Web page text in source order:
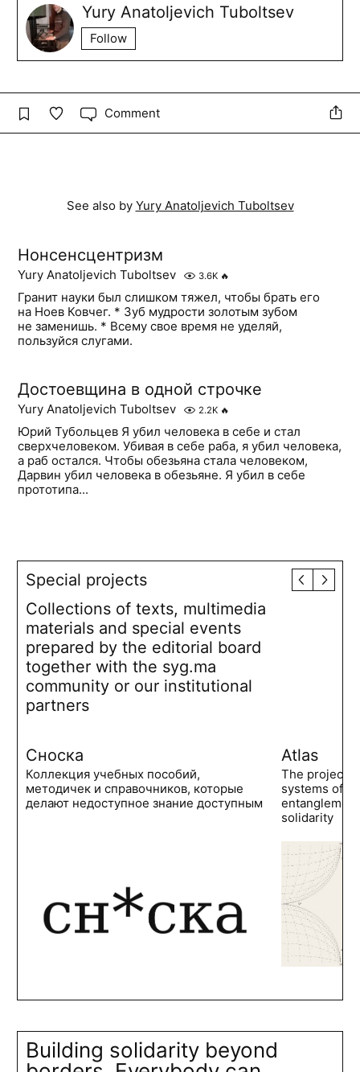
Yury Anatoljevich Tuboltsev
Follow
Comment
See also by Yury Anatoljevich Tuboltsev
Нонсенсцентризм
Yury Anatoljevich Tuboltsev 3.6K 🔥
Гранит науки был слишком тяжел, чтобы брать его
на Ноев Ковчег. * Зуб мудрости золотым зубом
не заменишь. * Всему свое время не уделяй,
пользуйся слугами.
Достоевщина в одной строчке
Yury Anatoljevich Tuboltsev 2.2K 🔥
Юрий Тубольцев Я убил человека в себе и стал
сверхчеловеком. Убивая в себе раба, я убил человека,
а раб остался. Чтобы обезьяна стала человеком,
Дарвин убил человека в обезьяне. Я убил в себе
прототипа...
Special projects
Collections of texts, multimedia
materials and special events
prepared by the editorial board
together with the syg.ma
community or our institutional
partners
Сноска
Коллекция учебных пособий,
методичек и справочников, которые
делают недоступное знание доступным
Atlas
The project
systems of
solidarity
Building solidarity beyond